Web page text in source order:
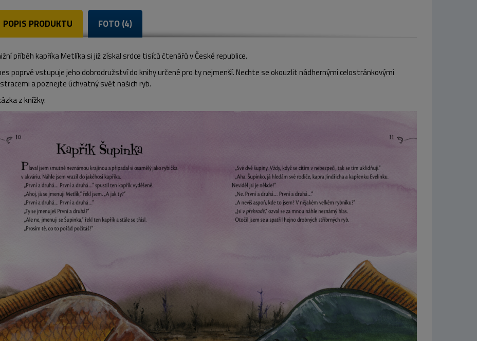
POPIS PRODUKTU FOTO (4)
příběh kapříka Metlíka si již získal srdce tisíců čtenářů v České republice.
poprvé vstupuje jeho dobrodružství do knihy určené pro ty nejmenší. Nechte se okouzlit nádhernými celostránkovými
a poznejte úchvatný svět našich ryb.
z knížky: